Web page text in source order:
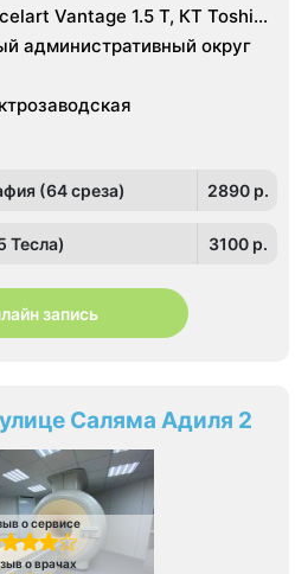
Vantage 1.5 Т, КТ Toshiba
административный округ
(64 среза) 2890 p.
Тесла) 3100 p.
запись
Саляма Адиля 2
о сервисе
о врачах